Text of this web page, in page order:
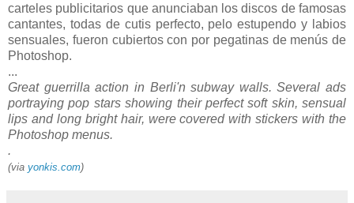
carteles publicitarios que anunciaban los discos de famosas
cantantes, todas de cutis perfecto, pelo estupendo y labios
sensuales, fueron cubiertos con por pegatinas de menús de
Photoshop.
...
Great guerrilla action in Berli'n subway walls. Several ads
portraying pop stars showing their perfect soft skin, sensual
lips and long bright hair, were covered with stickers with the
Photoshop menus.
.
(via yonkis.com)